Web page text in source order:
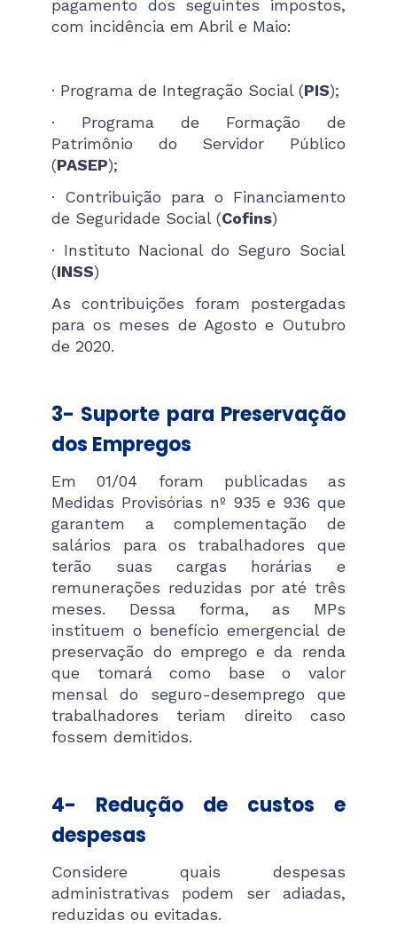
pagamento dos seguintes impostos,
com incidência em Abril e Maio:
· Programa de Integração Social (PIS);
· Programa de Formação de
Patrimônio do Servidor Público
(PASEP);
· Contribuição para o Financiamento
de Seguridade Social (Cofins)
· Instituto Nacional do Seguro Social
(INSS)
As contribuições foram postergadas
para os meses de Agosto e Outubro
de 2020.
3- Suporte para Preservação
dos Empregos
Em 01/04 foram publicadas as
Medidas Provisórias nº 935 e 936 que
garantem a complementação de
salários para os trabalhadores que
terão suas cargas horárias e
remunerações reduzidas por até três
meses. Dessa forma, as MPs
instituem o benefício emergencial de
preservação do emprego e da renda
que tomará como base o valor
mensal do seguro-desemprego que
trabalhadores teriam direito caso
fossem demitidos.
4- Redução de custos e
despesas
Considere quais despesas
administrativas podem ser adiadas,
reduzidas ou evitadas.